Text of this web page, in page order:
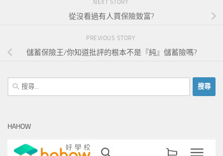
NEXT STORY
從沒看過有人買保險致富?
PREVIOUS STORY
儲蓄保險王/你知道批評的根本不是『純』儲蓄險嗎?
搜
尋
字:
HAHOW